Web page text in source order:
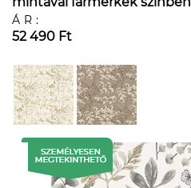
ÁR:
52 490 Ft